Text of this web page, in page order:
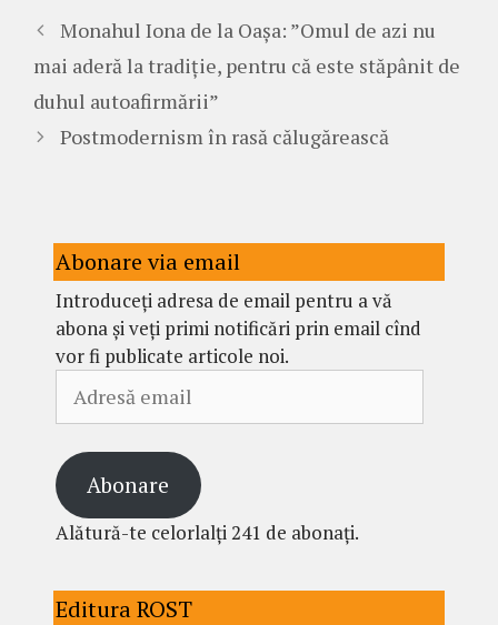
Monahul Iona de la Oașa: ”Omul de azi nu
mai aderă la tradiție, pentru că este stăpânit de
duhul autoafirmării”
Postmodernism în rasă călugărească
Abonare via email
Introduceți adresa de email pentru a vă
abona și veți primi notificări prin email cînd
vor fi publicate articole noi.
email
Abonare
Alătură-te celorlalți 241 de abonați.
Editura ROST